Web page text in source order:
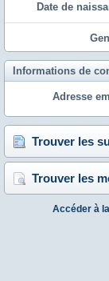
Date de
Informations de
Adresse
Trouver les
Trouver les
Accéder à